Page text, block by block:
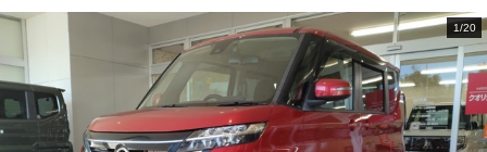
1/20